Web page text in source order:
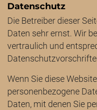
Datenschutz
Die Betreiber dieser
Daten sehr ernst. Wir
vertraulich und
Wenn Sie diese
personenbezogene
Daten, mit denen Sie